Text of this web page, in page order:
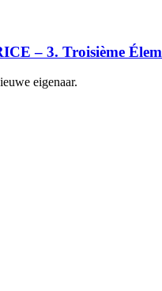
– 3. Troisième
eigenaar.